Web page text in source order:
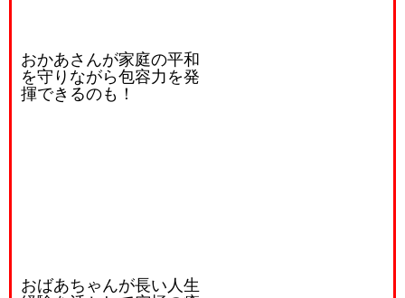
おかあさんが家庭の平和
を守りながら包容力を発
揮できるのも！
おばあちゃんが長い人生